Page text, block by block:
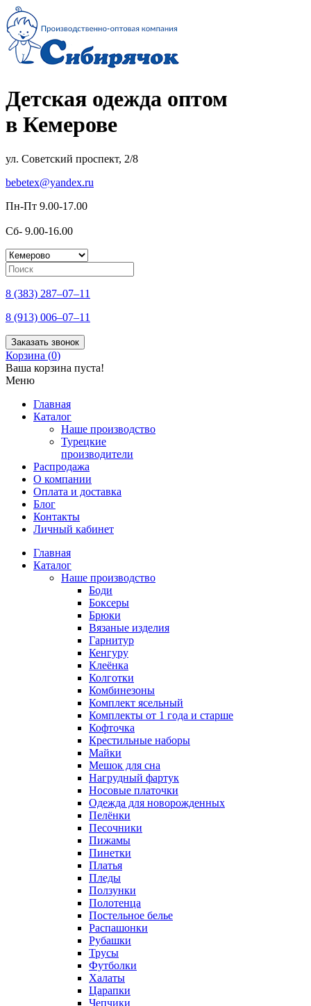
Детская одежда оптом
в Кемерове
ул. Советский проспект, 2/8
bebetex@yandex.ru
Пн-Пт 9.00-17.00
Сб- 9.00-16.00
8 (383) 287–07–11
8 (913) 006–07–11
Заказать звонок
Корзина (0)
Ваша корзина пуста!
Меню
Главная
Каталог
Наше производство
Турецкие
производители
Распродажа
О компании
Оплата и доставка
Блог
Контакты
Личный кабинет
Главная
Каталог
Наше производство
Боди
Боксеры
Брюки
Вязаные изделия
Гарнитур
Кенгуру
Клеёнка
Колготки
Комбинезоны
Комплект ясельный
Комплекты от 1 года и старше
Кофточка
Крестильные наборы
Майки
Мешок для сна
Нагрудный фартук
Носовые платочки
Одежда для новорожденных
Пелёнки
Песочники
Пижамы
Пинетки
Платья
Пледы
Ползунки
Полотенца
Постельное белье
Распашонки
Рубашки
Трусы
Футболки
Халаты
Царапки
Чепчики